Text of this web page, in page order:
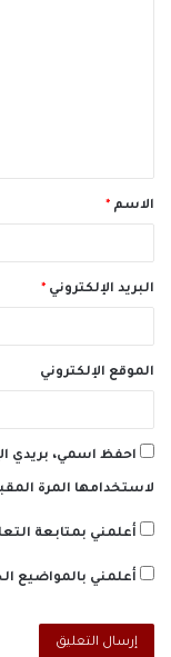
ق
*الاسم *
البريد الإلكتروني *
الموقع الإلكتروني
احفظ اسمي، بريدي
لاستخدامها المرة
أعلمني بمتابعة
أعلمني بالمواضيع